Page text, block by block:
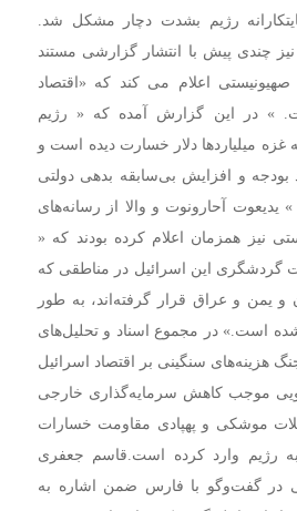
رژیم بشدت دچار مشکل شد.
نیز چندی پیش با انتشار گزارشی مستند
اعلام می کند که «اقتصاد
» در این گزارش آمده که « رژیم
میلیاردها دلار خسارت ‌دیده است و
و افزایش بی‌سابقه بدهی دولتی
یدیعوت آحارونوت و والا از رسانه‌های
نیز همزمان اعلام کرده‌ بودند که «
گردشگری این اسرائیل در مناطقی که
و یمن و عراق قرار گرفته‌اند، به طور
شده است.»در مجموع اسناد و تحلیل‌های
هزینه‌های سنگینی بر اقتصاد اسرائیل
موجب کاهش سرمایه‌گذاری خارجی
موشکی و پهپادی مقاومت خسارات
رژیم وارد کرده است.قاسم جعفری
در گفت‌وگو با فارس ضمن اشاره به